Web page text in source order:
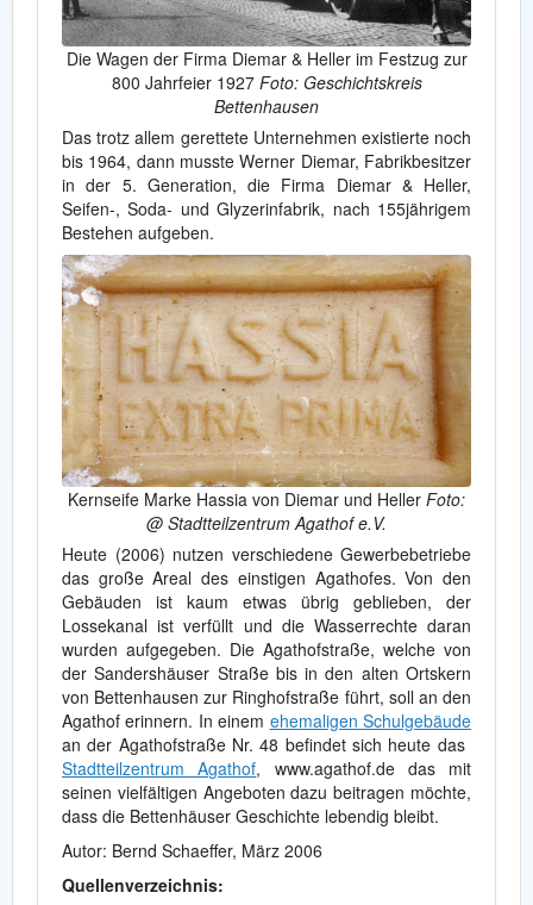
Die Wagen der Firma Diemar & Heller im Festzug zur
800 Jahrfeier 1927 Foto: Geschichtskreis
Bettenhausen
Das trotz allem gerettete Unternehmen existierte noch
bis 1964, dann musste Werner Diemar, Fabrikbesitzer
in der 5. Generation, die Firma Diemar & Heller,
Seifen-, Soda- und Glyzerinfabrik, nach 155jährigem
Bestehen aufgeben.
Kernseife Marke Hassia von Diemar und Heller Foto:
@ Stadtteilzentrum Agathof e.V.
Heute (2006) nutzen verschiedene Gewerbebetriebe
das große Areal des einstigen Agathofes. Von den
Gebäuden ist kaum etwas übrig geblieben, der
Lossekanal ist verfüllt und die Wasserrechte daran
wurden aufgegeben. Die Agathofstraße, welche von
der Sandershäuser Straße bis in den alten Ortskern
von Bettenhausen zur Ringhofstraße führt, soll an den
Agathof erinnern. In einem ehemaligen Schulgebäude
an der Agathofstraße Nr. 48 befindet sich heute das
Stadtteilzentrum Agathof, www.agathof.de das mit
seinen vielfältigen Angeboten dazu beitragen möchte,
dass die Bettenhäuser Geschichte lebendig bleibt.
Autor: Bernd Schaeffer, März 2006
Quellenverzeichnis: